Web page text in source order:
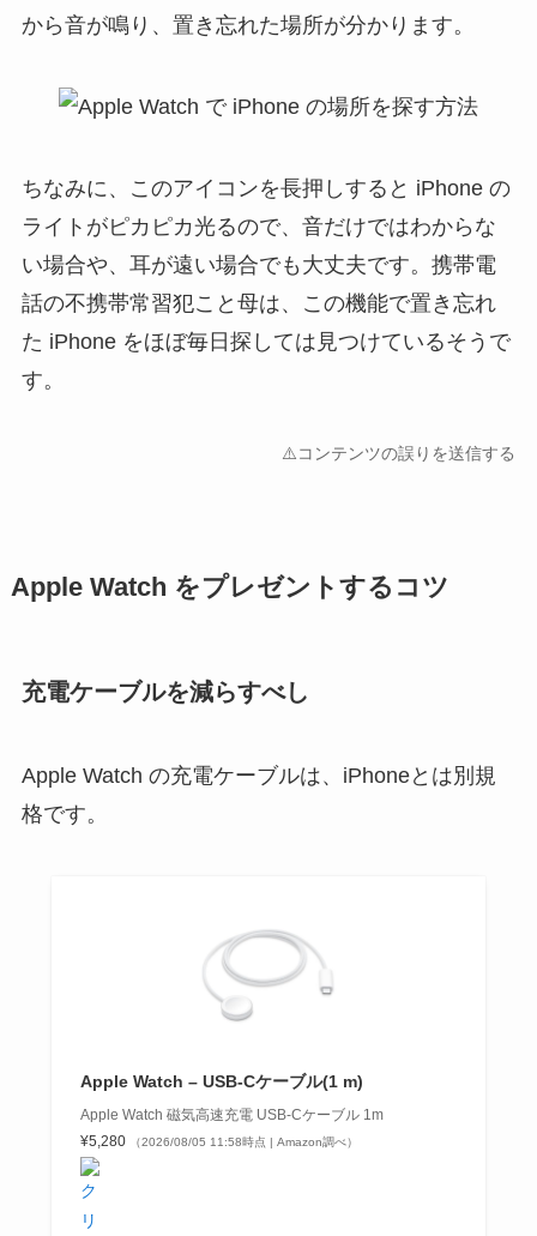
から音が鳴り、置き忘れた場所が分かります。
ちなみに、このアイコンを長押しすると iPhone の
ライトがピカピカ光るので、音だけではわからな
い場合や、耳が遠い場合でも大丈夫です。携帯電
話の不携帯常習犯こと母は、この機能で置き忘れ
た iPhone をほぼ毎日探しては見つけているそうで
す。
⚠️コンテンツの誤りを送信する
Apple Watch をプレゼントするコツ
充電ケーブルを減らすべし
Apple Watch の充電ケーブルは、iPhoneとは別規
格です。
Apple Watch – USB-Cケーブル(1 m)
Apple Watch 磁気高速充電 USB-Cケーブル 1m
¥5,280
（2026/08/05 11:58時点 | Amazon調べ）